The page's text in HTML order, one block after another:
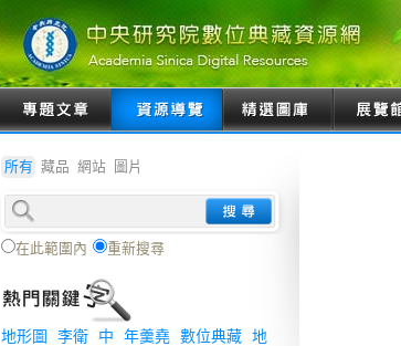
所有 藏品 網站 圖片
在此範圍內 重新搜尋
地形圖 李衛 中 年羹堯 數位典藏 地